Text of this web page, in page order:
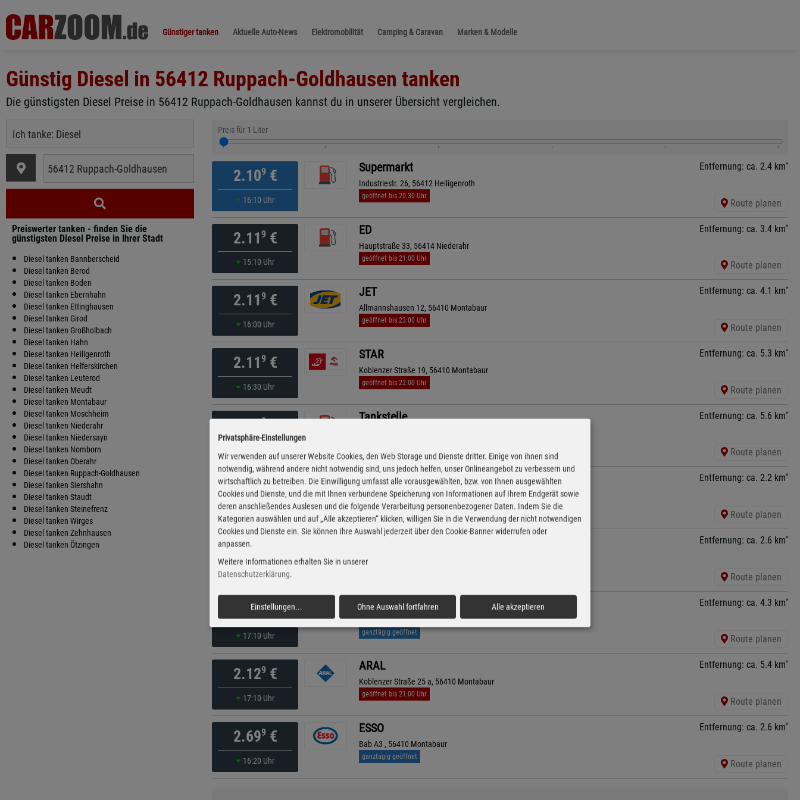
Günstiger tanken Aktuelle Auto-News Elektromobilität Camping & Caravan Marken & Modelle
Günstig Diesel in 56412 Ruppach-Goldhausen tanken
Die günstigsten Diesel Preise in 56412 Ruppach-Goldhausen kannst du in unserer Übersicht vergleichen.
Preiswerter tanken - finden Sie die
günstigsten Diesel Preise in Ihrer Stadt
Diesel tanken Bannberscheid
Diesel tanken Berod
Diesel tanken Boden
Diesel tanken Ebernhahn
Diesel tanken Ettinghausen
Diesel tanken Girod
Diesel tanken Großholbach
Diesel tanken Hahn
Diesel tanken Heiligenroth
Diesel tanken Helferskirchen
Diesel tanken Leuterod
Diesel tanken Meudt
Diesel tanken Montabaur
Diesel tanken Moschheim
Diesel tanken Niederahr
Diesel tanken Niedersayn
Diesel tanken Nomborn
Diesel tanken Oberahr
Diesel tanken Ruppach-Goldhausen
Diesel tanken Siershahn
Diesel tanken Staudt
Diesel tanken Steinefrenz
Diesel tanken Wirges
Diesel tanken Zehnhausen
Diesel tanken Ötzingen
Preis für 1 Liter
2.109€
16:10 Uhr
Supermarkt
Industriestr. 26, 56412 Heiligenroth
geöffnet bis 20:30 Uhr
Entfernung: ca. 2.4 km*
Route planen
2.11 9€
15:10 Uhr
ED
Hauptstraße 33, 56414 Niederahr
geöffnet bis 21:00 Uhr
Entfernung: ca. 3.4 km*
Route planen
2.11 9€
16:00 Uhr
JET
Allmannshausen 12, 56410 Montabaur
geöffnet bis 23:00 Uhr
Entfernung: ca. 4.1 km*
Route planen
2.11 9€
16:30 Uhr
STAR
Koblenzer Straße 19, 56410 Montabaur
geöffnet bis 22:00 Uhr
Entfernung: ca. 5.3 km*
Route planen
2.119€ Tankstelle Entfernung: ca. 5.6 km*
Route planen
2.129€
15:25 Uhr
Shell
Hauptstr. 2, 56412 Boden
geöffnet bis 21:00 Uhr kürzeste Anfahrt
Entfernung: ca. 2.2 km*
Route planen
2.12
15:50 Uhr
TotalEnergies Truckstop Entfernung: ca. 2.6 km*
Route planen
2.129€
17:10 Uhr
ARAL
Alleestraße 18, 56410 Montabaur
ganztägig geöffnet
Entfernung: ca. 4.3 km*
Route planen
2.129€
17:10 Uhr
ARAL
Koblenzer Straße 25 a, 56410 Montabaur
geöffnet bis 21:00 Uhr
Entfernung: ca. 5.4 km*
Route planen
2.699€
16:20 Uhr
ESSO
Bab A3 , 56410 Montabaur
ganztägig geöffnet
Entfernung: ca. 2.6 km*
Route planen
Privatsphäre-Einstellungen
Wir verwenden auf unserer Website Cookies, den Web Storage und Dienste dritter. Einige von ihnen sind
notwendig, während andere nicht notwendig sind, uns jedoch helfen, unser Onlineangebot zu verbessern und
wirtschaftlich zu betreiben. Die Einwilligung umfasst alle vorausgewählten, bzw. von Ihnen ausgewählten
Cookies und Dienste, und die mit Ihnen verbundene Speicherung von Informationen auf Ihrem Endgerät sowie
deren anschließendes Auslesen und die folgende Verarbeitung personenbezogener Daten. Indem Sie die
Kategorien auswählen und auf „Alle akzeptieren“ klicken, willigen Sie in die Verwendung der nicht notwendigen
Cookies und Dienste ein. Sie können Ihre Auswahl jederzeit über den Cookie-Banner widerrufen oder
anpassen.
Weitere Informationen erhalten Sie in unserer
Datenschutzerklärung.
Einstellungen... Ohne Auswahl fortfahren Alle akzeptieren